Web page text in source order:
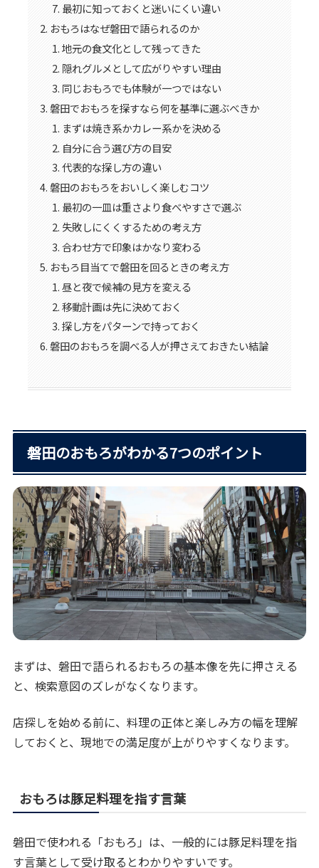
最初に知っておくと迷いにくい違い
おもろはなぜ磐田で語られるのか
地元の食文化として残ってきた
隠れグルメとして広がりやすい理由
同じおもろでも体験が一つではない
磐田でおもろを探すなら何を基準に選ぶべきか
まずは焼き系かカレー系かを決める
自分に合う選び方の目安
代表的な探し方の違い
磐田のおもろをおいしく楽しむコツ
最初の一皿は重さより食べやすさで選ぶ
失敗しにくくするための考え方
合わせ方で印象はかなり変わる
おもろ目当てで磐田を回るときの考え方
昼と夜で候補の見方を変える
移動計画は先に決めておく
探し方をパターンで持っておく
磐田のおもろを調べる人が押さえておきたい結論
磐田のおもろがわかる7つのポイント
まずは、磐田で語られるおもろの基本像を先に押さえる
と、検索意図のズレがなくなります。
店探しを始める前に、料理の正体と楽しみ方の幅を理解
しておくと、現地での満足度が上がりやすくなります。
おもろは豚足料理を指す言葉
磐田で使われる「おもろ」は、一般的には豚足料理を指
す言葉として受け取るとわかりやすいです。